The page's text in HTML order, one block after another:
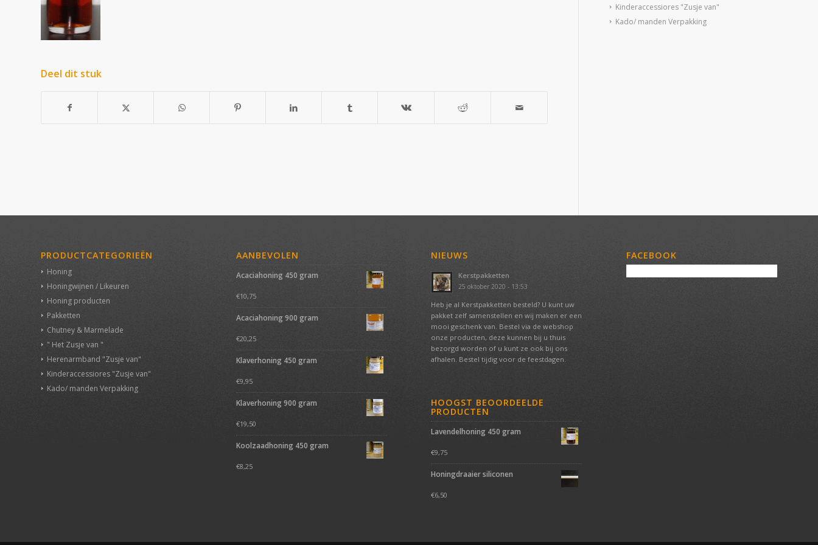
Deel dit stuk
Kinderaccessiores "Zusje van"
Kado/ manden Verpakking
PRODUCTCATEGORIEËN
Honing
Honingwijnen / Likeuren
Honing producten
Pakketten
Chutney & Marmelade
" Het Zusje van "
Herenarmband "Zusje van"
Kinderaccessiores "Zusje van"
Kado/ manden Verpakking
AANBEVOLEN
Acaciahoning 450 gram
€10,75
Acaciahoning 900 gram
€20,25
Klaverhoning 450 gram
€9,95
Klaverhoning 900 gram
€19,50
Koolzaadhoning 450 gram
€8,25
NIEUWS
Kerstpakketten
25 oktober 2020 - 13:53
Heb je al Kerstpakketten besteld? U kunt uw
pakket zelf samenstellen en wij maken er een
mooi geschenk van. Bestel via de webshop
onze producten, deze kunnen bij u thuis
bezorgd worden of u kunt ze ook bij ons
afhalen. Bestel tijdig voor de feestdagen.
HOOGST BEOORDEELDE
PRODUCTEN
Lavendelhoning 450 gram
€9,75
Honingdraaier siliconen
€6,50
FACEBOOK